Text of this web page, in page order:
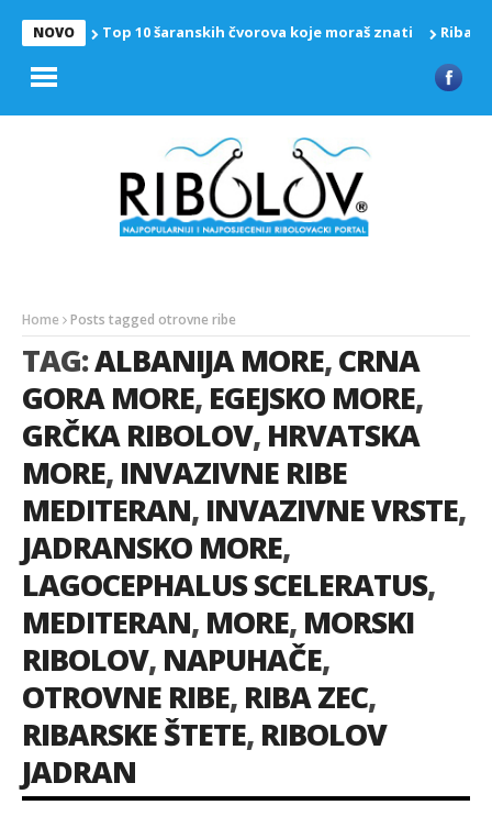
NOVO Top 10 šaranskih čvorova koje moraš znati Riba
Home Posts tagged otrovne ribe
TAG:ALBANIJA MORE,CRNA
GORA MORE, EGEJSKO MORE,
GRČKA RIBOLOV, HRVATSKA
MORE, INVAZIVNE RIBE
MEDITERAN, INVAZIVNE VRSTE,
JADRANSKO MORE,
LAGOCEPHALUS SCELERATUS,
MEDITERAN, MORE, MORSKI
RIBOLOV, NAPUHAČE,
OTROVNE RIBE, RIBA ZEC,
RIBARSKE ŠTETE, RIBOLOV
JADRAN